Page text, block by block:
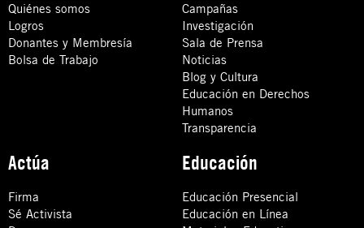
Quiénes somos
Logros
Donantes y Membresía
Bolsa de Trabajo
Campañas
Investigación
Sala de Prensa
Noticias
Blog y Cultura
Educación en Derechos
Humanos
Transparencia
Actúa
Firma
Sé Activista
Educación
Educación Presencial
Educación en Línea